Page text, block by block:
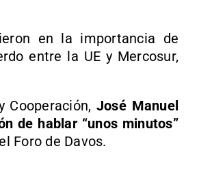
en la importancia de
entre la UE y Mercosur,
Cooperación, José Manuel
de hablar “unos minutos”
Foro de Davos.